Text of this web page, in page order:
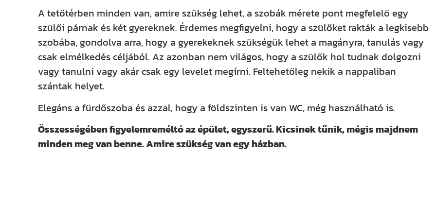
A tetőtérben minden van, amire szükség lehet, a szobák mérete pont megfelelő egy
szülői párnak és két gyereknek. Érdemes megfigyelni, hogy a szülőket rakták a legkisebb
szobába, gondolva arra, hogy a gyerekeknek szükségük lehet a magányra, tanulás vagy
csak elmélkedés céljából. Az azonban nem világos, hogy a szülők hol tudnak dolgozni
vagy tanulni vagy akár csak egy levelet megírni. Feltehetőleg nekik a nappaliban
szántak helyet.
Elegáns a fürdőszoba és azzal, hogy a földszinten is van WC, még használható is.
Összességében figyelemreméltó az épület, egyszerű. Kicsinek tűnik, mégis majdnem
minden meg van benne. Amire szükség van egy házban.